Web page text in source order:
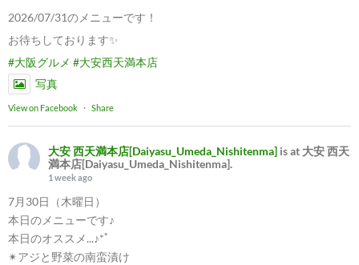
2026/07/31のメニューです！
お待ちしております✨
#大阪グルメ #大安西天満本店
写真
View on Facebook · Share
大安 西天満本店[Daiyasu_Umeda_Nishitenma] is at 大安 西天
満本店[Daiyasu_Umeda_Nishitenma].
1 week ago
7月30日（木曜日）
本日のメニューです♪
本日のオススメ...♪*ﾟ
✴︎アジと野菜の南蛮漬け